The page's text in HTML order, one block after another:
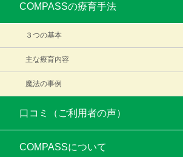
COMPASSの療育手法
３つの基本
主な療育内容
魔法の事例
口コミ（ご利用者の声）
COMPASSについて